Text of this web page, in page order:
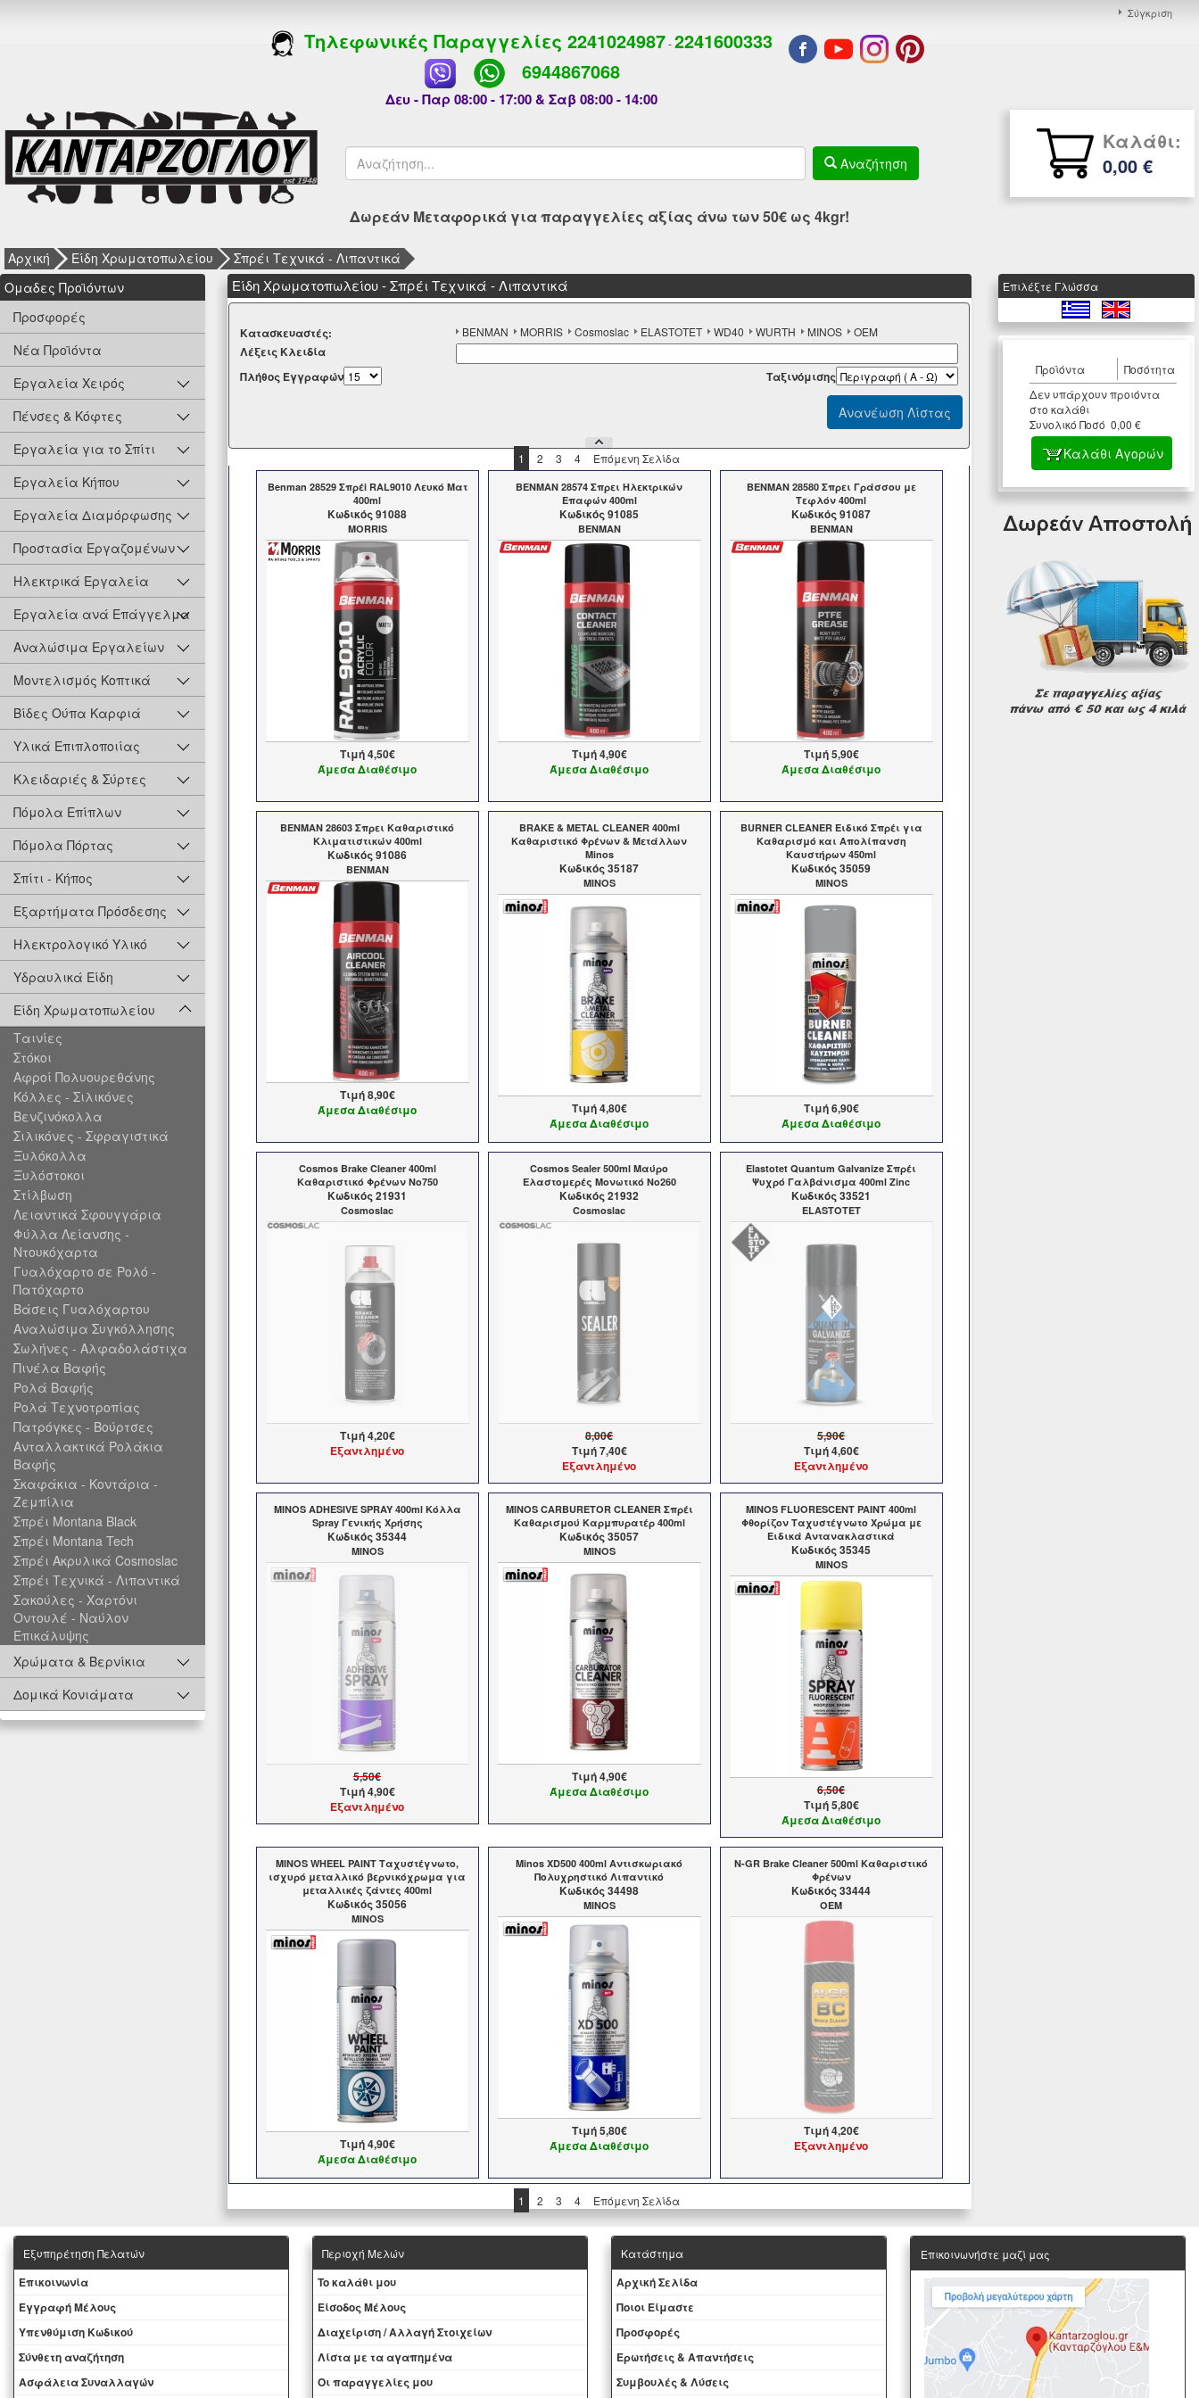
Σύγκριση
Τηλεφωνικές Παραγγελίες 2241024987-2241600333
6944867068
Δευ - Παρ 08:00 - 17:00 & Σαβ 08:00 - 14:00
Αναζήτηση
Καλάθι:
0,00 €
Δωρεάν Μεταφορικά για παραγγελίες αξίας άνω των 50€ ως 4kgr!
Αρχική Είδη Χρωματοπωλείου
Σπρέι Τεχνικά - Λιπαντικά
Oμαδες Προϊόντων
Προσφορές
Νέα Προϊόντα
Εργαλεία Χειρός
Πένσες & Κόφτες
Εργαλεία για το Σπίτι
Εργαλεία Κήπου
Εργαλεία Διαμόρφωσης
Προστασία Εργαζομένων
Ηλεκτρικά Εργαλεία
Εργαλεία ανά Επάγγελμα
Αναλώσιμα Εργαλείων
Μοντελισμός Κοπτικά
Βίδες Ούπα Καρφιά
Υλικά Επιπλοποιίας
Κλειδαριές & Σύρτες
Πόμολα Επίπλων
Πόμολα Πόρτας
Σπίτι - Κήπος
Εξαρτήματα Πρόσδεσης
Ηλεκτρολογικό Υλικό
Υδραυλικά Είδη
Είδη Χρωματοπωλείου
Ταινίες
Στόκοι
Αφροί Πολυουρεθάνης
Κόλλες - Σιλικόνες
Βενζινόκολλα
Σιλικόνες - Σφραγιστικά
Ξυλόκολλα
Ξυλόστοκοι
Στίλβωση
Λειαντικά Σφουγγάρια
Φύλλα Λείανσης -
Ντουκόχαρτα
Γυαλόχαρτο σε Ρολό -
Πατόχαρτο
Βάσεις Γυαλόχαρτου
Αναλώσιμα Συγκόλλησης
Σωλήνες - Αλφαδολάστιχα
Πινέλα Βαφής
Ρολά Βαφής
Ρολά Τεχνοτροπίας
Πατρόγκες - Βούρτσες
Ανταλλακτικά Ρολάκια
Βαφής
Σκαφάκια - Κοντάρια -
Ζεμπίλια
Σπρέι Montana Black
Σπρέι Montana Tech
Σπρέι Ακρυλικά Cosmoslac
Σπρέι Τεχνικά - Λιπαντικά
Σακούλες - Χαρτόνι
Οντουλέ - Ναύλον
Επικάλυψης
Χρώματα & Βερνίκια
Δομικά Κονιάματα
Είδη Χρωματοπωλείου - Σπρέι Τεχνικά - Λιπαντικά
Kατασκευαστές: BENMAN MORRIS Cosmoslac ELASTOTET WD40 WURTH MINOS OEM
Λέξεις Κλειδία
Πλήθος Εγγραφών
Tαξινόμισης
1 2 3 4 Επόμενη Σελίδα
Benman 28529 Σπρέi RAL9010 Λευκό Ματ
400ml
Kωδικός 91088
MORRIS
Τιμή4,50€
Άμεσα Διαθέσιμο
BENMAN 28574 Σπρει Ηλεκτρικών
Επαφών 400ml
Kωδικός 91085
BENMAN
Τιμή4,90€
Άμεσα Διαθέσιμο
BENMAN 28580 Σπρει Γράσσου με
Τεφλόν 400ml
Kωδικός 91087
BENMAN
Τιμή5,90€
Άμεσα Διαθέσιμο
BENMAN 28603 Σπρει Καθαριστικό
Κλιματιστικών 400ml
Kωδικός 91086
BENMAN
Τιμή8,90€
Άμεσα Διαθέσιμο
BRAKE & METAL CLEANER 400ml
Καθαριστικό Φρένων & Μετάλλων
Minos
Kωδικός 35187
MINOS
Τιμή4,80€
Άμεσα Διαθέσιμο
BURNER CLEANER Eιδικό Σπρέι για
Καθαρισμό και Απολίπανση
Καυστήρων 450ml
Kωδικός 35059
MINOS
Τιμή6,90€
Άμεσα Διαθέσιμο
Cosmos Brake Cleaner 400ml
Καθαριστικό Φρένων Νο750
Kωδικός 21931
Cosmoslac
Τιμή4,20€
Εξαντλημένο
Cosmos Sealer 500ml Μαύρο
Ελαστομερές Μονωτικό Νο260
Kωδικός 21932
Cosmoslac
8,00€
Τιμή7,40€
Εξαντλημένο
Elastotet Quantum Galvanize Σπρέι
Ψυχρό Γαλβάνισμα 400ml Zinc
Kωδικός 33521
ELASTOTET
5,90€
Τιμή4,60€
Εξαντλημένο
MINOS ADHESIVE SPRAY 400ml Κόλλα
Spray Γενικής Χρήσης
Kωδικός 35344
MINOS
5,50€
Τιμή4,90€
Εξαντλημένο
MINOS CARBURETOR CLEANER Σπρέι
Καθαρισμού Καρμπυρατέρ 400ml
Kωδικός 35057
MINOS
Τιμή4,90€
Άμεσα Διαθέσιμο
MINOS FLUORESCENT PAINT 400ml
Φθορίζον Ταχυστέγνωτο Χρώμα με
Ειδικά Αντανακλαστικά
Kωδικός 35345
MINOS
6,50€
Τιμή5,80€
Άμεσα Διαθέσιμο
MINOS WHEEL PAINT Ταχυστέγνωτο,
ισχυρό μεταλλικό βερνικόχρωμα για
μεταλλικές ζάντες 400ml
Kωδικός 35056
MINOS
Τιμή4,90€
Άμεσα Διαθέσιμο
Minos XD500 400ml Αντισκωριακό
Πολυχρηστικό Λιπαντικό
Kωδικός 34498
MINOS
Τιμή5,80€
Άμεσα Διαθέσιμο
N-GR Brake Cleaner 500ml Καθαριστικό
Φρένων
Kωδικός 33444
OEM
Τιμή4,20€
Εξαντλημένο
1 2 3 4 Επόμενη Σελίδα
Eπιλέξτε Γλώσσα
Προϊόντα
Ποσότητα
Δεν υπάρχουν προιόντα
στο καλάθι
Συνολικό Ποσό 0,00 €
Καλάθι Αγορών
Εξυπηρέτηση Πελατών
Eπικοινωνία
Εγγραφή Μέλους
Yπενθύμιση Κωδικού
Σύνθετη αναζήτηση
Ασφάλεια Συναλλαγών
Περιοχή Mελών
To καλάθι μου
Eίσοδος Μέλους
Διαχείριση / Aλλαγή Στοιχείων
Λίστα με τα αγαπημένα
Oι παραγγελίες μου
Κατάστημα
Aρχική Σελίδα
Ποιοι Είμαστε
Προσφορές
Ερωτήσεις & Απαντήσεις
Συμβουλές & Λύσεις
Επικοινωνήστε μαζί μας